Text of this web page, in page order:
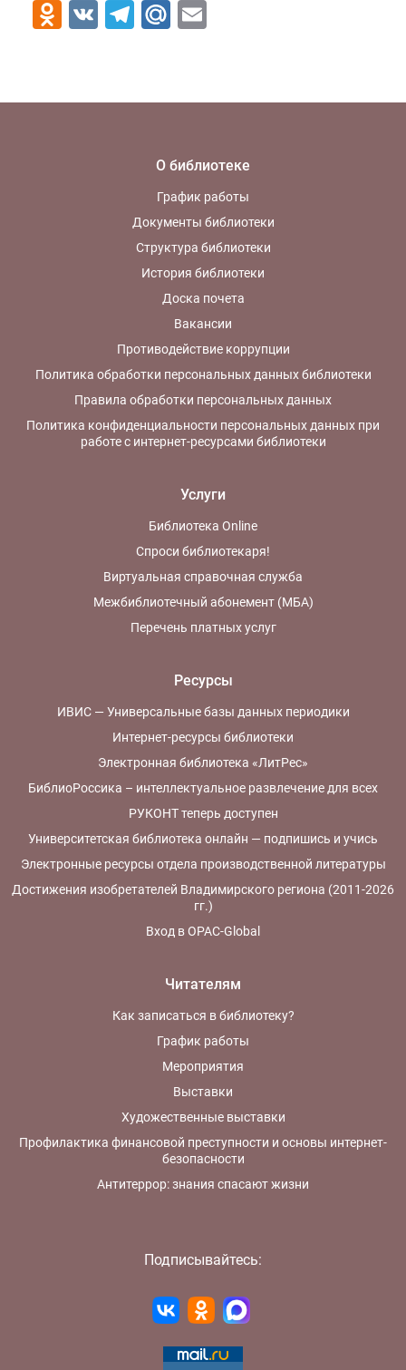
Odnoklassniki
VK Telegram
Mail.Ru
О библиотеке
График работы
Документы библиотеки
Структура библиотеки
История библиотеки
Доска почета
Вакансии
Противодействие коррупции
Политика обработки персональных данных библиотеки
Правила обработки персональных данных
Политика конфиденциальности персональных данных при
работе с интернет-ресурсами библиотеки
Услуги
Библиотека Online
Спроси библиотекаря!
Виртуальная справочная служба
Межбиблиотечный абонемент (МБА)
Перечень платных услуг
Ресурсы
ИВИС — Универсальные базы данных периодики
Интернет-ресурсы библиотеки
Электронная библиотека «ЛитРес»
БиблиоРоссика – интеллектуальное развлечение для всех
РУКОНТ теперь доступен
Университетская библиотека онлайн — подпишись и учись
Электронные ресурсы отдела производственной литературы
Достижения изобретателей Владимирского региона (2011-2026
гг.)
Вход в OPAC-Global
Читателям
Как записаться в библиотеку?
График работы
Мероприятия
Выставки
Художественные выставки
Профилактика финансовой преступности и основы интернет-
безопасности
Антитеррор: знания спасают жизни
Подписывайтесь: